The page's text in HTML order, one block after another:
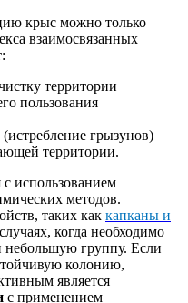
крыс можно только
взаимосвязанных
территории
пользования
(истребление грызунов)
территории.
использованием
методов.
таких как капканы и
когда необходимо
небольшую группу. Если
колонию,
является
с применением